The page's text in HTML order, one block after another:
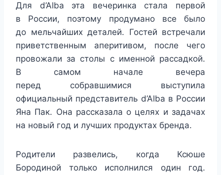
Для d’Alba эта вечеринка стала первой
в России, поэтому продумано все было
до мельчайших деталей. Гостей встречали
приветственным аперитивом, после чего
провожали за столы с именной рассадкой.
В самом начале вечера
перед собравшимися выступила
официальный представитель d’Alba в России
Яна Пак. Она рассказала о целях и задачах
на новый год и лучших продуктах бренда.
Родители развелись, когда Ксюше
Бородиной только исполнился один год.